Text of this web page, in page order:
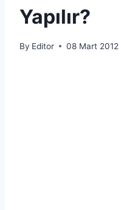
Yapılır?
By Editor 08 Mart 2012